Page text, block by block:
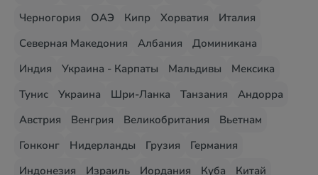
Черногория
ОАЭ Кипр Хорватия
Италия
Северная Македония
Албания
Доминикана
Индия
Украина - Карпаты Мальдивы
Мексика
Тунис
Украина Шри-Ланка Танзания
Андорра
Австрия
Венгрия Великобритания
Вьетнам
Гонконг
Нидерланды Грузия
Германия
Индонезия
Израиль Иордания Куба
Китай